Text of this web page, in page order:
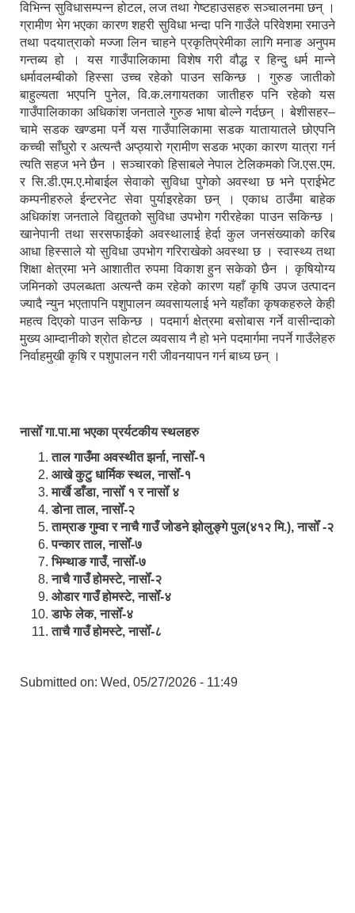
विभिन्न सुविधासम्पन्न होटल, लज तथा गेष्टहाउसहरु सञ्चालनमा छन् ।
ग्रामीण भेग भएका कारण शहरी सुविधा भन्दा पनि गाउँले परिवेशमा रमाउने
तथा पदयात्राको मज्जा लिन चाहने प्रकृतिप्रेमीका लागि मनाङ अनुपम
गन्तब्य हो । यस गाउँपालिकामा विशेष गरी वौद्ध र हिन्दु धर्म मान्ने
धर्मावलम्बीको हिस्सा उच्च रहेको पाउन सकिन्छ । गुरुङ जातीको
बाहुल्यता भएपनि पुनेल, वि.क.लगायतका जातीहरु पनि रहेको यस
गाउँपालिकाका अधिकांश जनताले गुरुङ भाषा बोल्ने गर्दछन् । बेशीसहर–
चामे सडक खण्डमा पर्ने यस गाउँपालिकामा सडक यातायातले छोएपनि
कच्ची साँघुरो र अत्यन्तै अप्ठ्यारो ग्रामीण सडक भएका कारण यात्रा गर्न
त्यति सहज भने छैन । सञ्चारको हिसाबले नेपाल टेलिकमको जि.एस.एम.
र सि.डी.एम.ए.मोबाईल सेवाको सुविधा पुगेको अवस्था छ भने प्राईभेट
कम्पनीहरुले ईन्टरनेट सेवा पुर्याइरहेका छन् । एकाध ठाउँमा बाहेक
अधिकांश जनताले विद्युतको सुविधा उपभोग गरीरहेका पाउन सकिन्छ ।
खानेपानी तथा सरसफाईको अवस्थालाई हेर्दा कुल जनसंख्याको करिब
आधा हिस्साले यो सुविधा उपभोग गरिराखेको अवस्था छ । स्वास्थ्य तथा
शिक्षा क्षेत्रमा भने आशातीत रुपमा विकाश हुन सकेको छैन । कृषियोग्य
जमिनको उपलब्धता अत्यन्तै कम रहेको कारण यहाँ कृषि उपज उत्पादन
ज्यादै न्युन भएतापनि पशुपालन व्यवसायलाई भने यहाँका कृषकहरुले केही
महत्व दिएको पाउन सकिन्छ । पदमार्ग क्षेत्रमा बसोबास गर्ने वासीन्दाको
मुख्य आम्दानीको श्रोत होटल व्यवसाय नै हो भने पदमार्गमा नपर्ने गाउँलेहरु
निर्वाहमुखी कृषि र पशुपालन गरी जीवनयापन गर्न बाध्य छन् ।
नासोँ गा.पा.मा भएका प्रर्यटकीय स्थलहरु
ताल गाउँमा अवस्थीत झर्ना, नासोँ-१
आखे कुटु धार्मिक स्थल, नासोँ-१
मार्खै डाँडा, नासोँ १ र नासोँ ४
डाेना ताल, नासोँ-२
ताम्राङ गुम्वा र नाचै गाउँ जोडने झोलुङ्गे पुल(४१२ मि.), नासोँ -२
पन्कार ताल, नासोँ-७
भिम्थाङ गाउँ, नासोँ-७
नाचै गाउँ होमस्टे, नासोँ-२
ओ‍‍‌डार गाउँ होमस्टे, नासोँ-४
डाफे लेक, नासोँ-४
ताचै गाउँ होमस्टे, नासोँ-८
Submitted on: Wed, 05/27/2026 - 11:49